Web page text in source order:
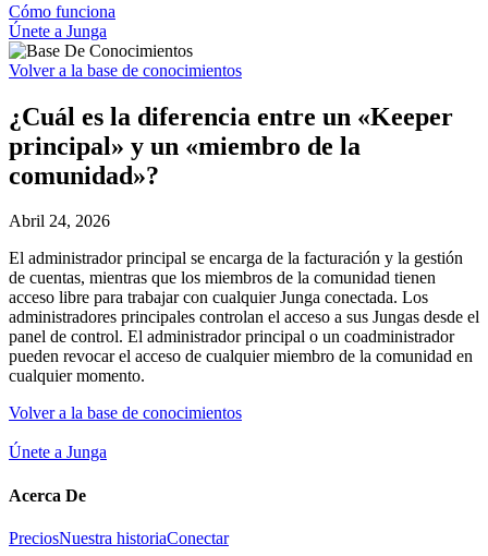
Cómo funciona
Únete a Junga
Volver a la base de conocimientos
¿Cuál es la diferencia entre un «Keeper
principal» y un «miembro de la
comunidad»?
Abril 24, 2026
El administrador principal se encarga de la facturación y la gestión
de cuentas, mientras que los miembros de la comunidad tienen
acceso libre para trabajar con cualquier Junga conectada. Los
administradores principales controlan el acceso a sus Jungas desde el
panel de control. El administrador principal o un coadministrador
pueden revocar el acceso de cualquier miembro de la comunidad en
cualquier momento.
Volver a la base de conocimientos
Únete a Junga
Acerca De
PreciosNuestra historiaConectar